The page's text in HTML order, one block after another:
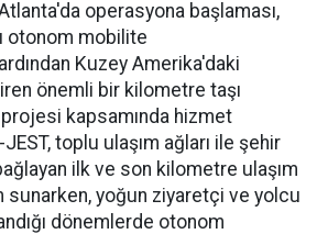
operasyona başlaması,
otonom mobilite
Kuzey Amerika'daki
önemli bir kilometre taşı
kapsamında hizmet
toplu ulaşım ağları ile şehir
ilk ve son kilometre ulaşım
sunarken, yoğun ziyaretçi ve yolcu
dönemlerde otonom